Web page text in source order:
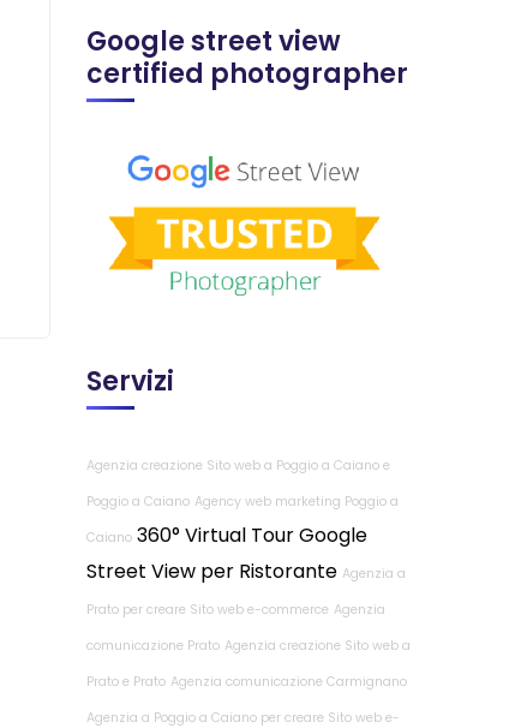
Google street view
certified photographer
Servizi
Agenzia creazione Sito web a Poggio a Caiano e
Poggio a Caiano Agency web marketing Poggio a
Caiano 360° Virtual Tour Google
Street View per Ristorante Agenzia a
Prato per creare Sito web e-commerce Agenzia
comunicazione Prato Agenzia creazione Sito web a
Prato e Prato Agenzia comunicazione Carmignano
Agenzia a Poggio a Caiano per creare Sito web e-